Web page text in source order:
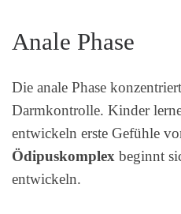
Anale Phase
Die anale Phase
Darmkontrolle. Kinder
entwickeln erste Gefühle
Ödipuskomplex beginnt
entwickeln.